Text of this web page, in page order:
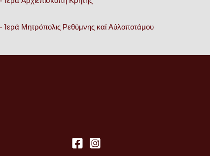
• Ἱερά Μητρόπολις Ρεθύμνης καί Αὐλοποτάμου